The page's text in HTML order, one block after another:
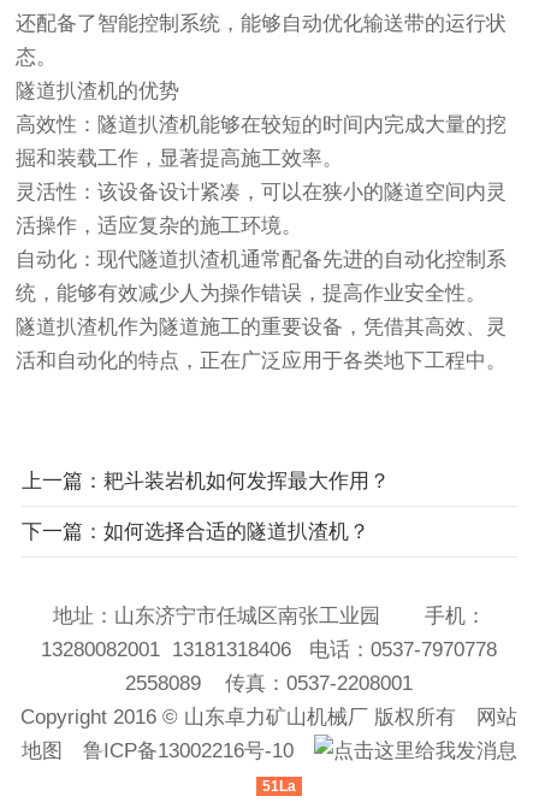
还配备了智能控制系统，能够自动优化输送带的运行状
态。
隧道扒渣机的优势
高效性：隧道扒渣机能够在较短的时间内完成大量的挖
掘和装载工作，显著提高施工效率。
灵活性：该设备设计紧凑，可以在狭小的隧道空间内灵
活操作，适应复杂的施工环境。
自动化：现代隧道扒渣机通常配备先进的自动化控制系
统，能够有效减少人为操作错误，提高作业安全性。
隧道扒渣机作为隧道施工的重要设备，凭借其高效、灵
活和自动化的特点，正在广泛应用于各类地下工程中。
上一篇：耙斗装岩机如何发挥最大作用？
下一篇：如何选择合适的隧道扒渣机？
地址：山东济宁市任城区南张工业园 手机：
13280082001 13181318406 电话：0537-7970778
2558089 传真：0537-2208001
Copyright 2016 © 山东卓力矿山机械厂 版权所有 网站
地图
鲁ICP备13002216号-10
51La